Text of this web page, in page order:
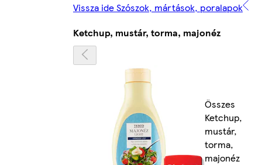
Vissza ide Szószok, mártások, poralapok
Ketchup, mustár, torma, majonéz
Összes
Ketchup,
mustár,
torma,
majonéz